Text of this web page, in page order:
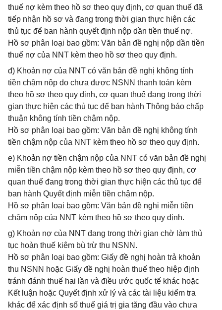
thuế nợ kèm theo hồ sơ theo quy định, cơ quan thuế đã
tiếp nhận hồ sơ và đang trong thời gian thực hiện các
thủ tục để ban hành quyết định nộp dần tiền thuế nợ.
Hồ sơ phân loại bao gồm: Văn bản đề nghị nộp dần tiền
thuế nợ của NNT kèm theo hồ sơ theo quy định.
đ) Khoản nợ của NNT có văn bản đề nghị không tính
tiền chậm nộp do chưa được NSNN thanh toán kèm
theo hồ sơ theo quy định, cơ quan thuế đang trong thời
gian thực hiện các thủ tục để ban hành Thông báo chấp
thuận không tính tiền chậm nộp.
Hồ sơ phân loại bao gồm: Văn bản đề nghị không tính
tiền chậm nộp của NNT kèm theo hồ sơ theo quy định.
e) Khoản nợ tiền chậm nộp của NNT có văn bản đề nghị
miễn tiền chậm nộp kèm theo hồ sơ theo quy định, cơ
quan thuế đang trong thời gian thực hiện các thủ tục để
ban hành Quyết định miễn tiền chậm nộp.
Hồ sơ phân loại bao gồm: Văn bản đề nghị miễn tiền
chậm nộp của NNT kèm theo hồ sơ theo quy định.
g) Khoản nợ của NNT đang trong thời gian chờ làm thủ
tục hoàn thuế kiêm bù trừ thu NSNN.
Hồ sơ phân loại bao gồm: Giấy đề nghị hoàn trả khoản
thu NSNN hoặc Giấy đề nghị hoàn thuế theo hiệp định
tránh đánh thuế hai lần và điều ước quốc tế khác hoặc
Kết luận hoặc Quyết định xử lý và các tài liệu kiểm tra
khác để xác định số thuế giá trị gia tăng đầu vào chưa